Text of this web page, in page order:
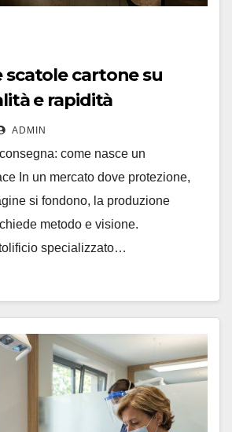
scatole cartone su
e rapidità
ADMIN
come nasce un
In un mercato dove protezione,
si fondono, la produzione
metodo e visione.
specializzato…